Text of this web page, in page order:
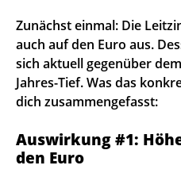
Zunächst einmal: Die
auch auf den Euro aus.
sich aktuell gegenüber dem
Jahres-Tief. Was das
dich zusammengefasst:
Auswirkung #1:
den Euro